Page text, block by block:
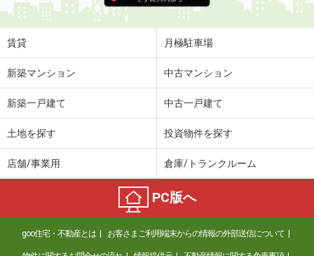
賃貸 月極駐車場
新築マンション 中古マンション
新築一戸建て 中古一戸建て
土地を探す 投資物件を探す
店舗/事業用 倉庫/トランクルーム
PC版へ
goo住宅・不動産とは お客さまご利用端末からの情報の外部送信について